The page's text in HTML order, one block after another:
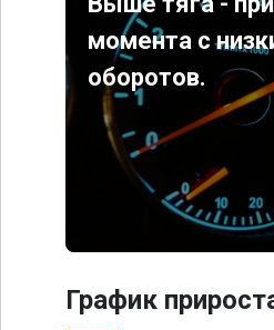
момента с
оборотов.
График